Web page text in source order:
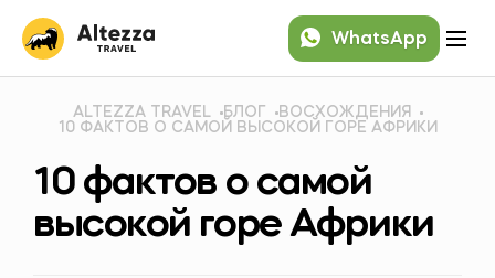
WhatsApp
ALTEZZA TRAVEL БЛОГ
ВОСХОЖДЕНИЯ
10 ФАКТОВ О САМОЙ ВЫСОКОЙ ГОРЕ АФРИКИ
10 фактов о самой
высокой горе Африки